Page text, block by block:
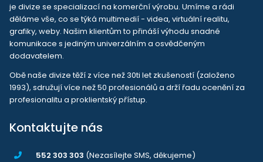
je divize se specializací na komerční výrobu. Umíme a rádi
děláme vše, co se týká multimedií - videa, virtuální realitu,
grafiky, weby. Našim klientům to přináší výhodu snadné
komunikace s jediným univerzálním a osvědčeným
dodavatelem.
Obě naše divize těží z více než 30ti let zkušeností (založeno
1993), sdružují více než 50 profesionálů a drží řadu ocenění za
profesionalitu a proklientský přístup.
Kontaktujte nás
552 303 303 (Nezasílejte SMS, děkujeme)